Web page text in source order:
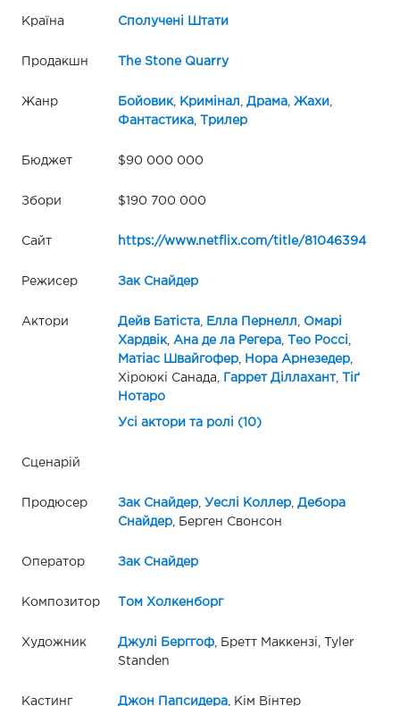
Країна Сполучені Штати
Продакшн The Stone Quarry
Жанр Бойовик, Кримінал Драма, Жахи
Фантастика, Трилер
Бюджет $90 000 000
Збори $190 700 000
Сайт https://www.netflix.com/title/81046394
Режисер Зак Снайдер
Актори Дейв Батіста, Елла Пернелл
Омарі
Хардвік, Ана де ла Регера, Тео Россі
Матіас Швайгофер, Нора Арнезедер,
Хіроюкі Санада,
Гаррет Діллахант,
Тіґ
Нотаро
Усі актори та ролі (10)
Сценарій
Продюсер Зак Снайдер, Уеслі Коллер, Дебора
Снайдер, Берген Свонсон
Оператор Зак Снайдер
Композитор Том Холкенборг
Художник Джулі Берггоф, Бретт Маккензі, Tyler
Standen
Кастинг Джон Папсидера, Кім Вінтер